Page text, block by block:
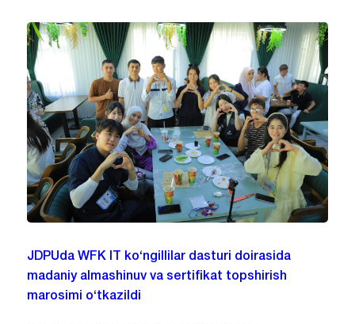
JDPUda WFK IT ko‘ngillilar dasturi doirasida
madaniy almashinuv va sertifikat topshirish
marosimi o‘tkazildi